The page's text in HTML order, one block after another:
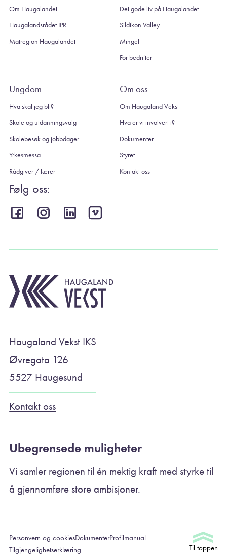
Om Haugalandet
Haugalandsrådet IPR
Matregion Haugalandet
Det gode liv på Haugalandet
Sildikon Valley
Mingel
For bedrifter
Ungdom
Hva skal jeg bli?
Skole og utdanningsvalg
Skolebesøk og jobbdager
Yrkesmessa
Rådgiver / lærer
Om oss
Om Haugaland Vekst
Hva er vi involvert i?
Dokumenter
Styret
Kontakt oss
Følg oss:
Haugaland Vekst IKS
Øvregata 126
5527 Haugesund
Kontakt oss
Ubegrensede muligheter
Vi samler regionen til én mektig kraft med styrke til
å gjennomføre store ambisjoner.
Personvern og cookiesDokumenterProfilmanual
Tilgjengelighetserklæring
Til toppen